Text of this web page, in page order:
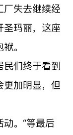
厂失去继续经
圣玛丽，这座
。
民们终于看到
更加明显，但
。“等最后